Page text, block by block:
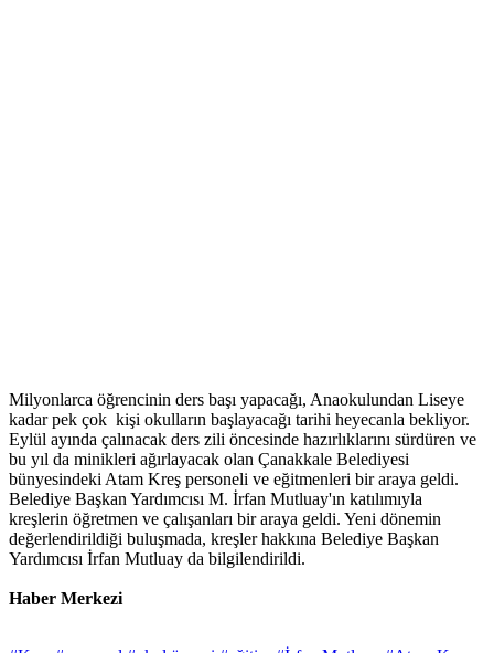
Milyonlarca öğrencinin ders başı yapacağı, Anaokulundan Liseye
kadar pek çok kişi okulların başlayacağı tarihi heyecanla bekliyor.
Eylül ayında çalınacak ders zili öncesinde hazırlıklarını sürdüren ve
bu yıl da minikleri ağırlayacak olan Çanakkale Belediyesi
bünyesindeki Atam Kreş personeli ve eğitmenleri bir araya geldi.
Belediye Başkan Yardımcısı M. İrfan Mutluay'ın katılımıyla
kreşlerin öğretmen ve çalışanları bir araya geldi. Yeni dönemin
değerlendirildiği buluşmada, kreşler hakkına Belediye Başkan
Yardımcısı İrfan Mutluay da bilgilendirildi.
Haber Merkezi